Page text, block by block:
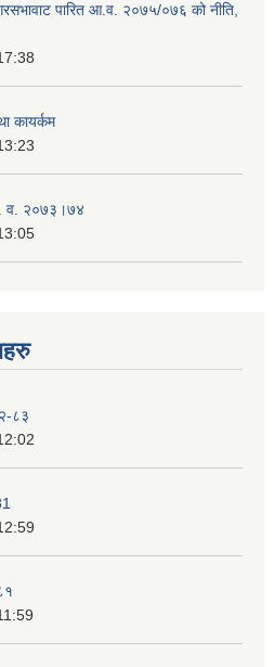
पारित आ.व. २०७५/०७६ को नीति,
कायर्कम
व. २०७३।७४
८३